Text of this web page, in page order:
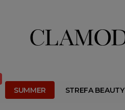
SUMMER STREFA BEAUTY